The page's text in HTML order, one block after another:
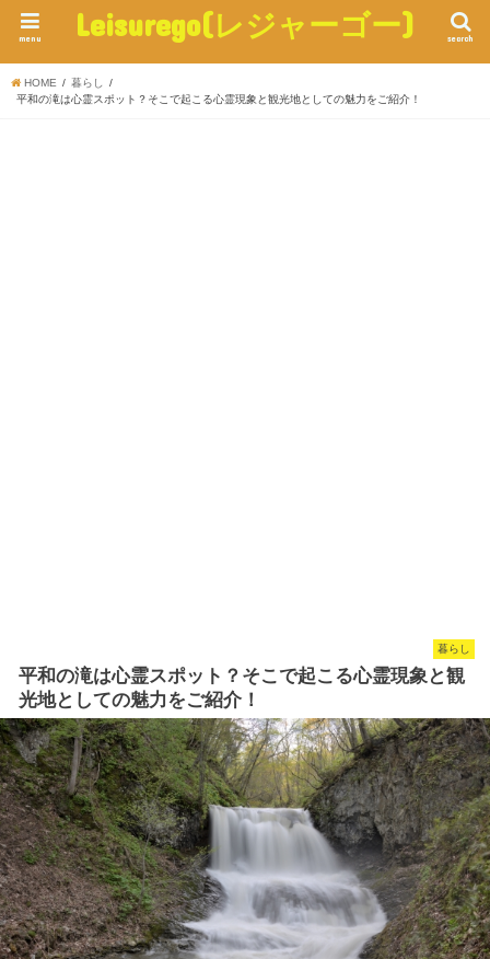
Leisurego(レジャーゴー) search
menu
HOME
暮らし
平和の滝は心霊スポット？そこで起こる心霊現象と観光地としての魅力をご紹介！
暮らし
平和の滝は心霊スポット？そこで起こる心霊現象と観
光地としての魅力をご紹介！